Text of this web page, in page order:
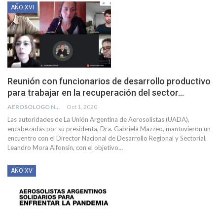
AÑO XVI
Reunión con funcionarios de desarrollo productivo
para trabajar en la recuperación del sector…
AEROSOLOGO NEWS Oct 1, 2020
Las autoridades de La Unión Argentina de Aerosolistas (UADA),
encabezadas por su presidenta, Dra. Gabriela Mazzeo, mantuvieron un
encuentro con el Director Nacional de Desarrollo Regional y Sectorial,
Leandro Mora Alfonsín, con el objetivo…
AÑO XV